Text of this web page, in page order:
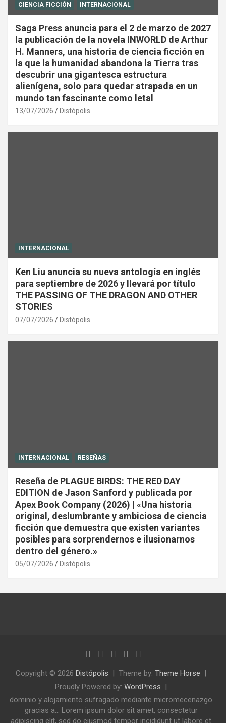
CIENCIA FICCIÓN INTERNACIONAL
Saga Press anuncia para el 2 de marzo de 2027
la publicación de la novela INWORLD de Arthur
H. Manners, una historia de ciencia ficción en
la que la humanidad abandona la Tierra tras
descubrir una gigantesca estructura
alienígena, solo para quedar atrapada en un
mundo tan fascinante como letal
13/07/2026 Distópolis
INTERNACIONAL
Ken Liu anuncia su nueva antología en inglés
para septiembre de 2026 y llevará por título
THE PASSING OF THE DRAGON AND OTHER
STORIES
07/07/2026 Distópolis
INTERNACIONAL RESEÑAS
Reseña de PLAGUE BIRDS: THE RED DAY
EDITION de Jason Sanford y publicada por
Apex Book Company (2026) | «Una historia
original, deslumbrante y ambiciosa de ciencia
ficción que demuestra que existen variantes
posibles para sorprendernos e ilusionarnos
dentro del género.»
05/07/2026 Distópolis
Copyright © 2026 Distópolis Theme by: Theme Horse
Proudly Powered by: WordPress
dominio y alojamiento sufragado mediante micromecenazgo
gracias a... Lorem ipsum dolor sit amet, consectetur
adipiscing elit, sed do eiusmod tempor incididunt ut labore et